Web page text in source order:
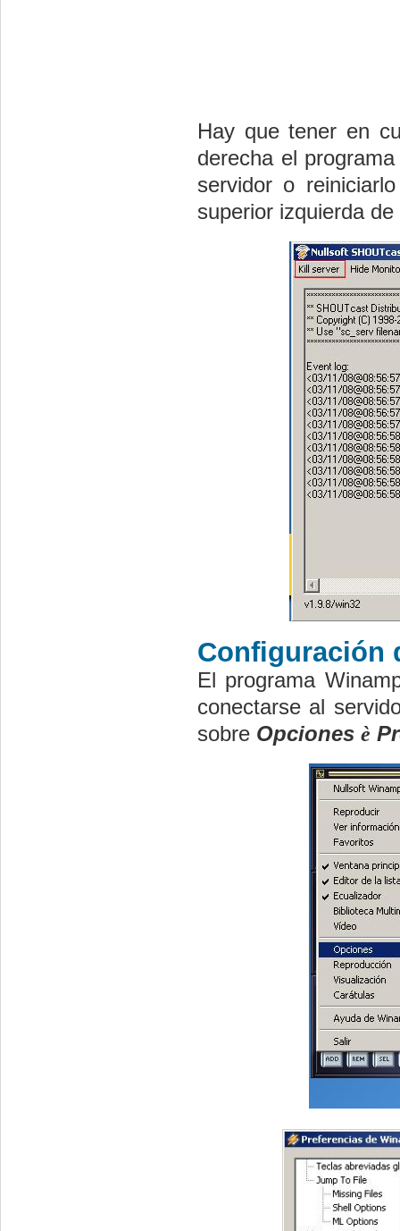
Hay que tener en
derecha el
servidor o
superior izquierda
Configuración
El programa
conectarse al
sobre Opciones è